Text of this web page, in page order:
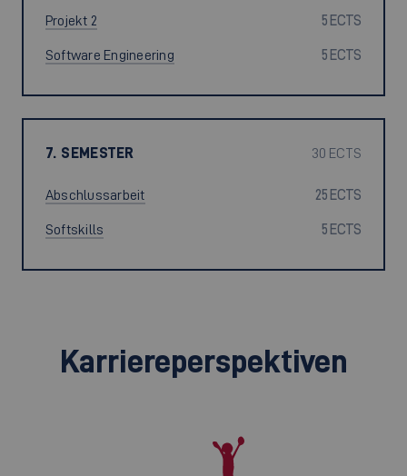
Projekt 2 5 ECTS
Software Engineering 5 ECTS
7. SEMESTER 30 ECTS
Abschlussarbeit 25 ECTS
Softskills 5 ECTS
Karriereperspektiven